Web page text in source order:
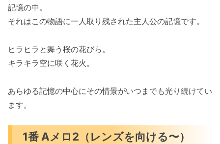
記憶の中。
それはこの物語に一人取り残された主人公の記憶です。
ヒラヒラと舞う桜の花びら。
キラキラ空に咲く花火。
あらゆる記憶の中心にその情景がいつまでも光り続けてい
ます。
1番 Aメロ2（レンズを向ける〜）